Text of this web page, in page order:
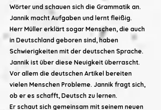
Wörter und schauen sich die Grammatik an.
Jannik macht Aufgaben und lernt fleißig.
Herr Müller erklärt sogar Menschen, die auch
in Deutschland geboren sind, haben
Schwierigkeiten mit der deutschen Sprache.
Jannik ist über diese Neuigkeit überrascht.
Vor allem die deutschen Artikel bereiten
vielen Menschen Probleme. Jannik fragt sich,
ob er es schafft, Deutsch zu lernen.
Er schaut sich gemeinsam mit seinem neuen